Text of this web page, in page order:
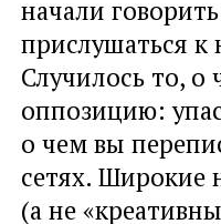
начали
прислушаться к
Случилось то, о
оппозицию:
о чем вы
сетях.
(а не